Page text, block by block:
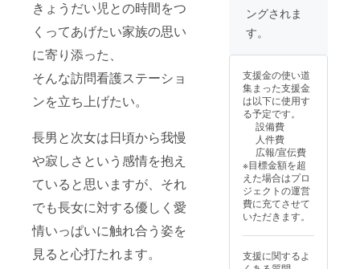
きょうだい児との時間をつ
くってあげたい家族の思い
に寄り添った、
そんな訪問看護ステーショ
ンを立ち上げたい。
長男と次女は日頃から我慢
や寂しさという感情を抱え
ていると思いますが、それ
でも長女に対する優しく愛
情いっぱいに触れ合う姿を
見ると心打たれます。
ングされま
す。
支援金の使い道
集まった支援金
は以下に使用す
る予定です。
設備費
人件費
広報/宣伝費
※目標金額を超
えた場合はプロ
ジェクトの運営
費に充てさせて
いただきます。
支援に関するよ